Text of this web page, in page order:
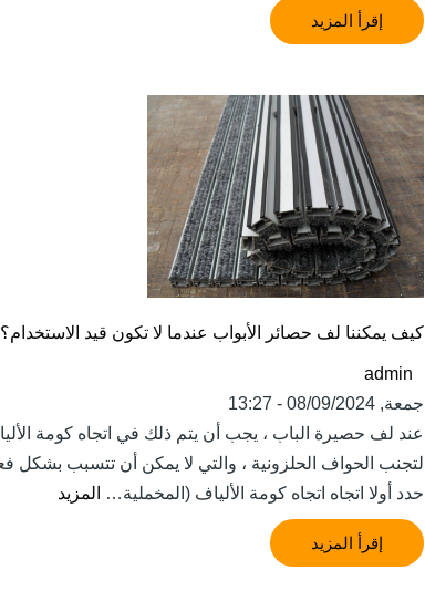
إقرأ المزيد
كيف يمكننا لف حصائر الأبواب عندما لا تكون قيد الاستخدام؟
admin
جمعة, 08/09/2024 - 13:27
عند لف حصيرة الباب ، يجب أن يتم ذلك في اتجاه كومة
لتجنب الحواف الحلزونية ، والتي لا يمكن أن تتسبب
حدد أولا اتجاه اتجاه كومة الألياف (المخملية…
المزيد
إقرأ المزيد